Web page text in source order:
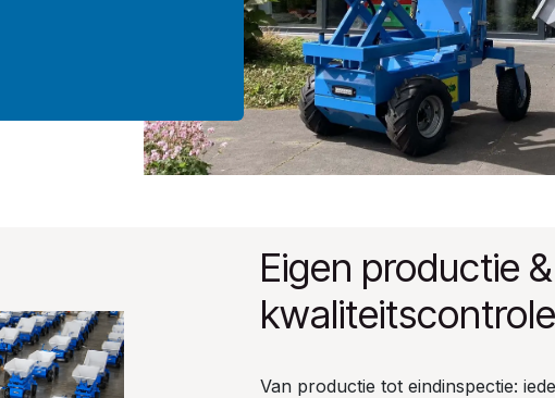
Eigen productie &
kwaliteitscontrole
Van productie tot eindinspectie: